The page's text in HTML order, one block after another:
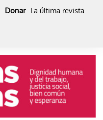
Donar La última revista